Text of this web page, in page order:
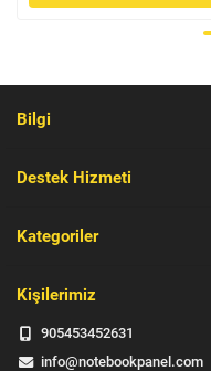
Bilgi
Destek Hizmeti
Kategoriler
Kişilerimiz
905453452631
info@notebookpanel.com